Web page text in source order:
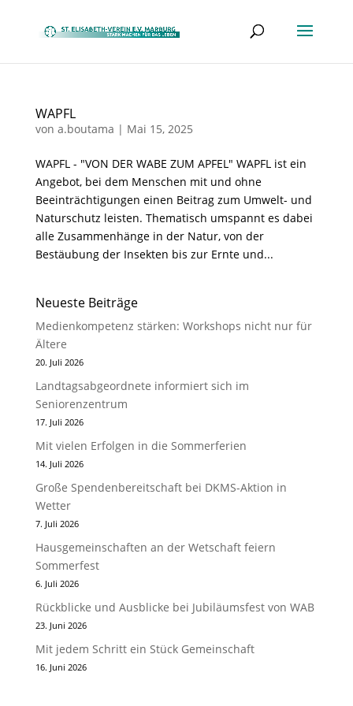
WAPFL
von a.boutama | Mai 15, 2025
WAPFL - "VON DER WABE ZUM APFEL" WAPFL ist ein
Angebot, bei dem Menschen mit und ohne
Beeinträchtigungen einen Beitrag zum Umwelt- und
Naturschutz leisten. Thematisch umspannt es dabei
alle Zusammenhänge in der Natur, von der
Bestäubung der Insekten bis zur Ernte und...
Neueste Beiträge
Medienkompetenz stärken: Workshops nicht nur für
Ältere
20. Juli 2026
Landtagsabgeordnete informiert sich im
Seniorenzentrum
17. Juli 2026
Mit vielen Erfolgen in die Sommerferien
14. Juli 2026
Große Spendenbereitschaft bei DKMS-Aktion in
Wetter
7. Juli 2026
Hausgemeinschaften an der Wetschaft feiern
Sommerfest
6. Juli 2026
Rückblicke und Ausblicke bei Jubiläumsfest von WAB
23. Juni 2026
Mit jedem Schritt ein Stück Gemeinschaft
16. Juni 2026